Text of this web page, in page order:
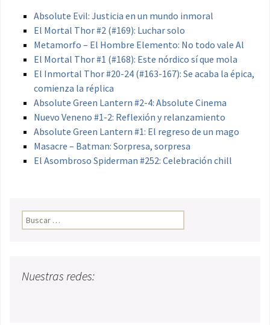
Absolute Evil: Justicia en un mundo inmoral
El Mortal Thor #2 (#169): Luchar solo
Metamorfo – El Hombre Elemento: No todo vale Al
El Mortal Thor #1 (#168): Este nórdico sí que mola
El Inmortal Thor #20-24 (#163-167): Se acaba la épica,
comienza la réplica
Absolute Green Lantern #2-4: Absolute Cinema
Nuevo Veneno #1-2: Reflexión y relanzamiento
Absolute Green Lantern #1: El regreso de un mago
Masacre – Batman: Sorpresa, sorpresa
El Asombroso Spiderman #252: Celebración chill
Buscar:
Nuestras redes: